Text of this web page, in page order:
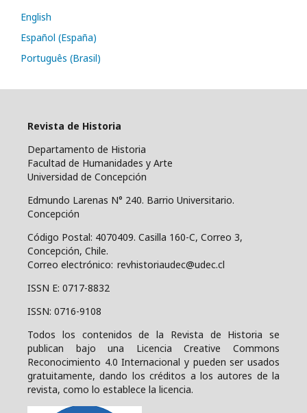
English
Español (España)
Português (Brasil)
Revista de Historia
Departamento de Historia
Facultad de Humanidades y Arte
Universidad de Concepción
Edmundo Larenas N° 240. Barrio Universitario.
Concepción
Código Postal: 4070409. Casilla 160-C, Correo 3,
Concepción, Chile.
Correo electrónico: revhistoriaudec@udec.cl
ISSN E: 0717-8832
ISSN: 0716-9108
Todos los contenidos de la Revista de Historia se
publican bajo una
Licencia Creative Commons
Reconocimiento 4.0 Internacional y pueden ser usados
gratuitamente, dando los créditos a los autores de la
revista, como lo establece la licencia.